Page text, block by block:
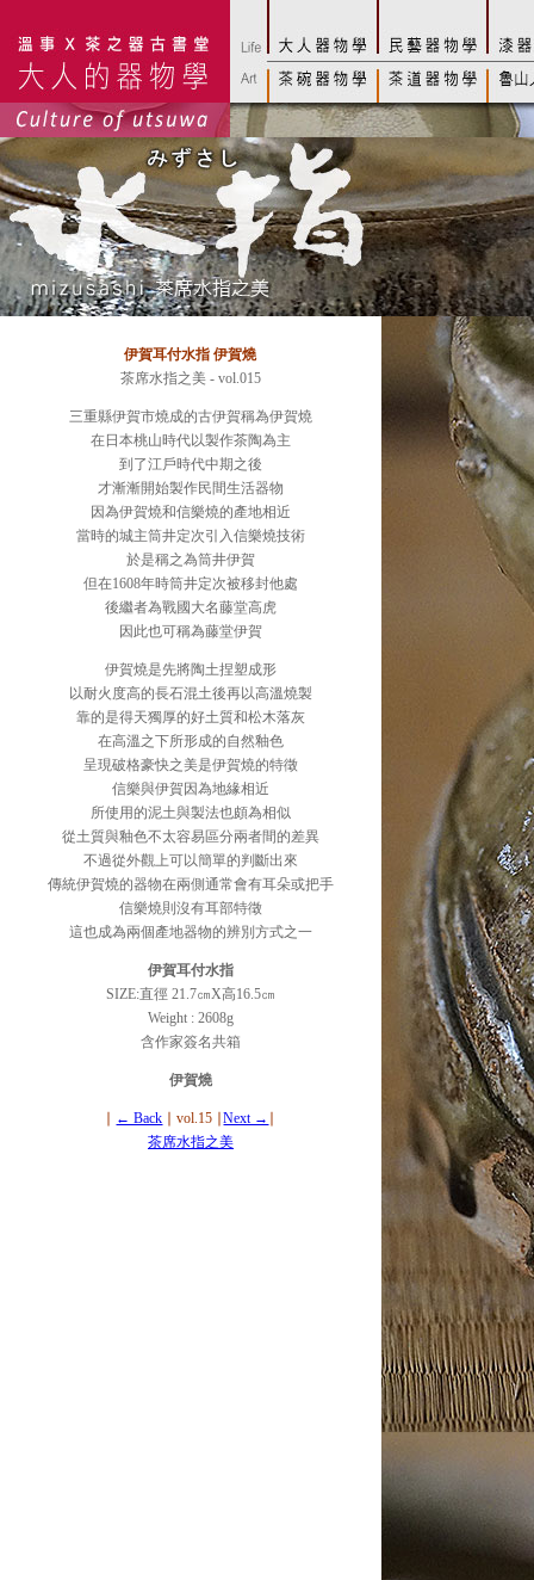
伊賀耳付水指 伊賀燒
茶席水指之美 - vol.015
三重縣伊賀市燒成的古伊賀稱為伊賀燒
在日本桃山時代以製作茶陶為主
到了江戶時代中期之後
才漸漸開始製作民間生活器物
因為伊賀燒和信樂燒的產地相近
當時的城主筒井定次引入信樂燒技術
於是稱之為筒井伊賀
但在1608年時筒井定次被移封他處
後繼者為戰國大名藤堂高虎
因此也可稱為藤堂伊賀
伊賀燒是先將陶土捏塑成形
以耐火度高的長石混土後再以高溫燒製
靠的是得天獨厚的好土質和松木落灰
在高溫之下所形成的自然釉色
呈現破格豪快之美是伊賀燒的特徵
信樂與伊賀因為地緣相近
所使用的泥土與製法也頗為相似
從土質與釉色不太容易區分兩者間的差異
不過從外觀上可以簡單的判斷出來
傳統伊賀燒的器物在兩側通常會有耳朵或把手
信樂燒則沒有耳部特徵
這也成為兩個產地器物的辨別方式之一
伊賀耳付水指
SIZE:直徑 21.7㎝X高16.5㎝
Weight : 2608g
含作家簽名共箱
伊賀燒
← Back ∣ vol.15 ∣Next →
茶席水指之美